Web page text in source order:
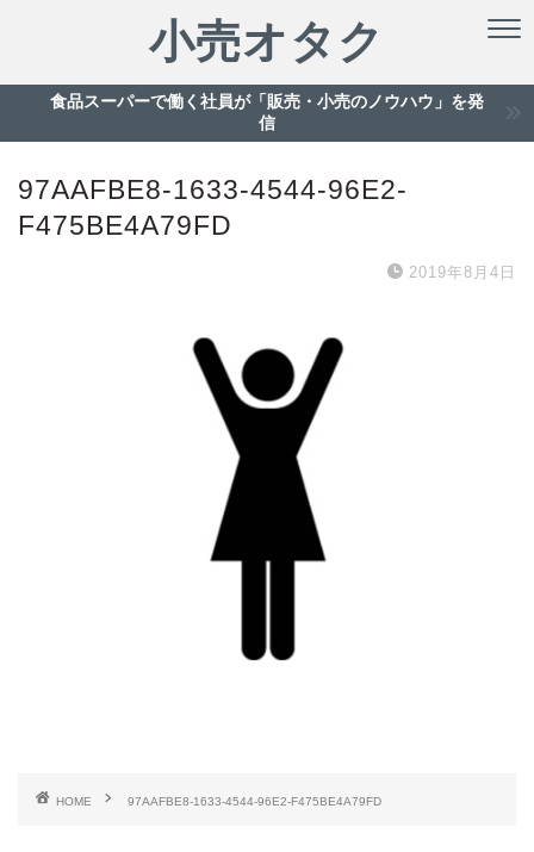
小売オタク
食品スーパーで働く社員が「販売・小売のノウハウ」を発
信
97AAFBE8-1633-4544-96E2-
F475BE4A79FD
2019年8月4日
HOME 97AAFBE8-1633-4544-96E2-F475BE4A79FD